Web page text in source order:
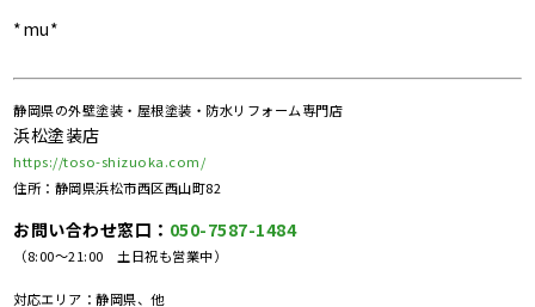
*mu*
静岡県の外壁塗装・屋根塗装・防水リフォーム専門店
浜松塗装店
https://toso-shizuoka.com/
住所：静岡県浜松市西区西山町82
お問い合わせ窓口： 050-7587-1484
（8:00～21:00 土日祝も営業中）
対応エリア：静岡県、他